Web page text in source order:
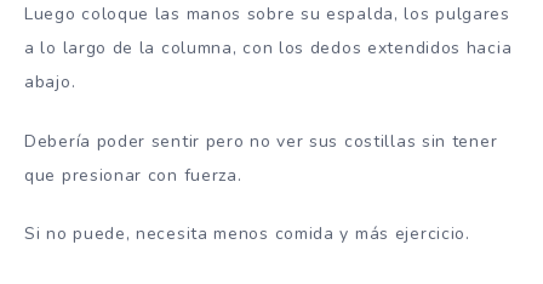
Luego coloque las manos sobre su espalda, los pulgares
a lo largo de la columna, con los dedos extendidos hacia
abajo.
Debería poder sentir pero no ver sus costillas sin tener
que presionar con fuerza.
Si no puede, necesita menos comida y más ejercicio.